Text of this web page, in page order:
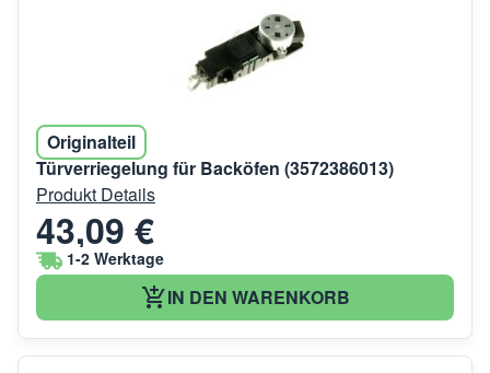
Originalteil
Türverriegelung für Backöfen (3572386013)
Produkt Details
43,09 €
1-2 Werktage
IN DEN WARENKORB